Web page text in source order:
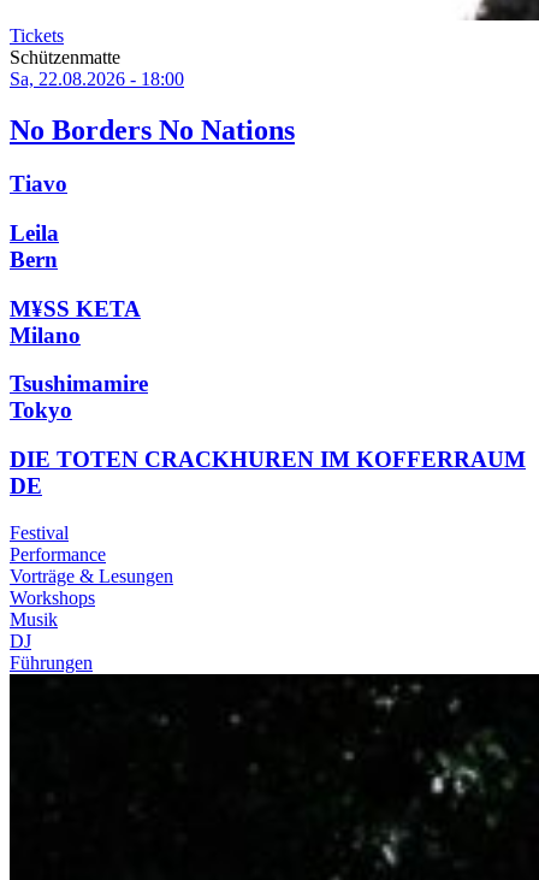
Tickets
Schützenmatte
Sa, 22.08.2026 - 18:00
No Borders No Nations
Tiavo
Leila
Bern
M¥SS KETA
Milano
Tsushimamire
Tokyo
DIE TOTEN CRACKHUREN IM KOFFERRAUM
DE
Festival
Performance
Vorträge & Lesungen
Workshops
Musik
DJ
Führungen